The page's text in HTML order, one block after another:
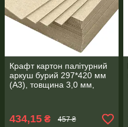
Крафт картон палітурний
аркуш бурий 297*420 мм
(А3), товщина 3,0 мм,
434,15 ₴ 457 ₴